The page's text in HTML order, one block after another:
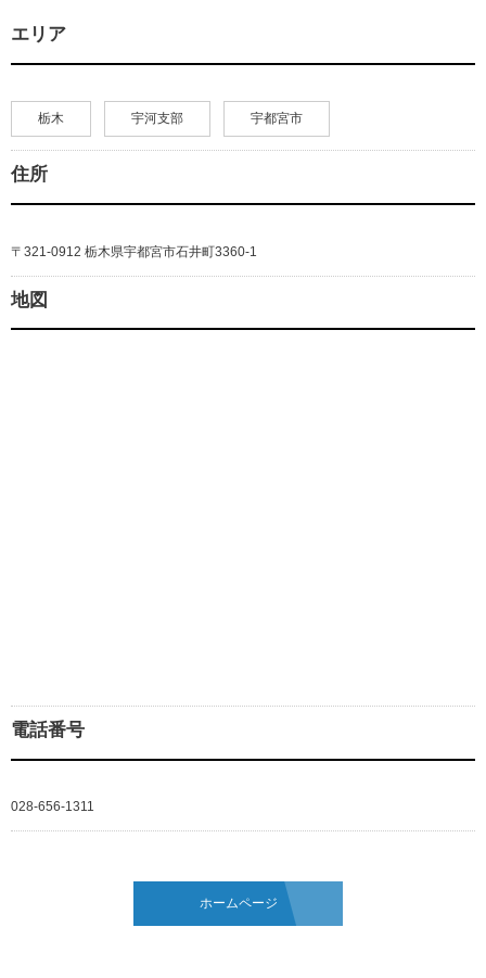
エリア
栃木 宇河支部 宇都宮市
住所
〒321-0912 栃木県宇都宮市石井町3360-1
地図
電話番号
028-656-1311
ホームページ